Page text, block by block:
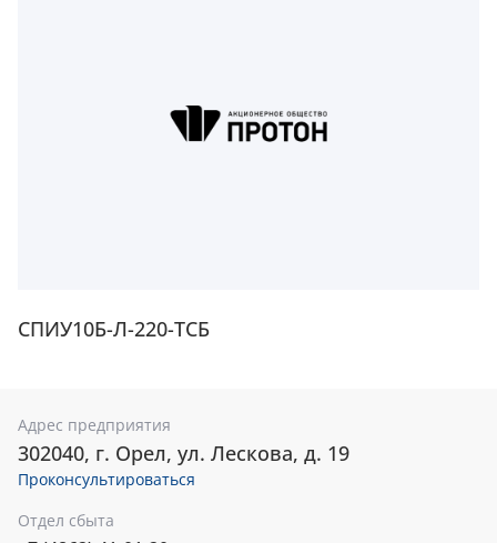
СПИУ10Б-Л-220-ТСБ
Адрес предприятия
302040, г. Орел, ул. Лескова, д. 19
Проконсультироваться
Отдел сбыта